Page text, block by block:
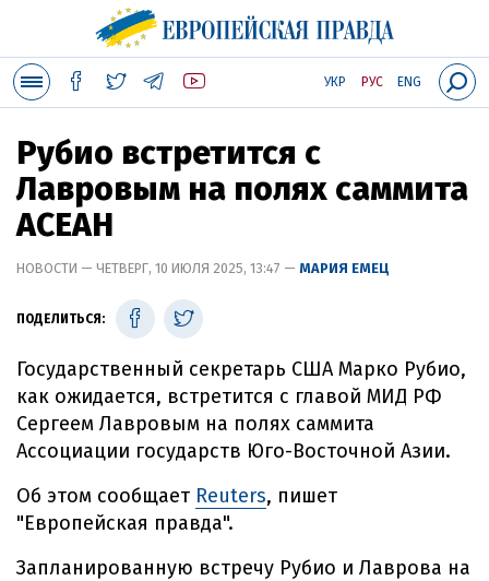
УКР РУС ENG
Рубио встретится с
Лавровым на полях саммита
АСЕАН
НОВОСТИ — ЧЕТВЕРГ, 10 ИЮЛЯ 2025, 13:47 — МАРИЯ ЕМЕЦ
ПОДЕЛИТЬСЯ:
Государственный секретарь США Марко Рубио,
как ожидается, встретится с главой МИД РФ
Сергеем Лавровым на полях саммита
Ассоциации государств Юго-Восточной Азии.
Об этом сообщает Reuters, пишет
"Европейская правда".
Запланированную встречу Рубио и Лаврова на